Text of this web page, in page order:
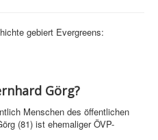
gebiert Evergreens:
Görg?
Menschen des öffentlichen
(81) ist ehemaliger ÖVP-